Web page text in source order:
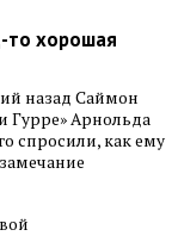
то хорошая
назад Саймон
Гурре» Арнольда
спросили, как ему